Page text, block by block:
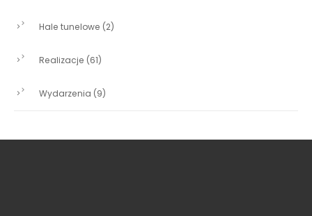
Hale tunelowe (2)
Realizacje (61)
Wydarzenia (9)